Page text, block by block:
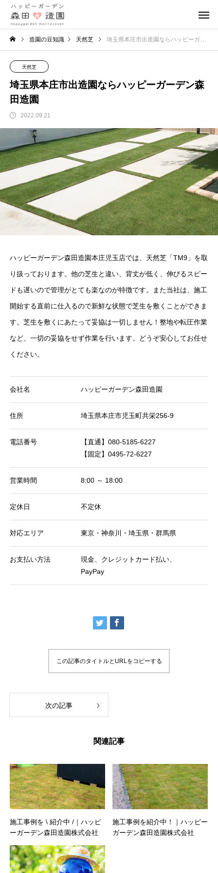
造園の豆知識 天然芝 埼玉県本庄市出造園ならハッピーガーデン森田造園
天然芝
埼玉県本庄市出造園ならハッピーガーデン森
田造園
2022.09.21
ハッピーガーデン森田造園本庄児玉店では、天然芝「TM9」を取
り扱っております。他の芝生と違い、背丈が低く、伸びるスピー
ドも遅いので管理がとても楽なのが特徴です。また当社は、施工
開始する直前に仕入るので新鮮な状態で芝生を敷くことができま
す。芝生を敷くにあたって妥協は一切しません！整地や転圧作業
など、一切の妥協をせず作業を行います。どうぞ安心してお任せ
ください。
会社名 ハッピーガーデン森田造園
住所 埼玉県本庄市児玉町共栄256-9
電話番号
【直通】080-5185-6227
【固定】0495-72-6227
営業時間 8:00 ～ 18:00
定休日 不定休
対応エリア 東京・神奈川・埼玉県・群馬県
お支払い方法
現金、クレジットカード払い、
PayPay
この記事のタイトルとURLをコピーする
次の記事
関連記事
施工事例を \ 紹介中 /｜ハッピ
ーガーデン森田造園株式会社
施工事例を紹介中！｜ハッピー
ガーデン森田造園株式会社